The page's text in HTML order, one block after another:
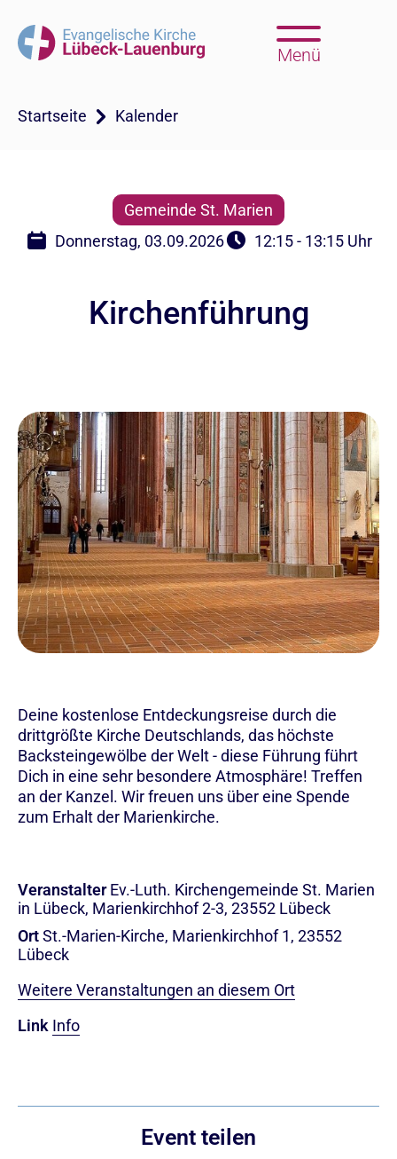
Menü
Startseite Kalender
Gemeinde St. Marien
Donnerstag, 03.09.2026
12:15 - 13:15 Uhr
Kirchenführung
Deine kostenlose Entdeckungsreise durch die
drittgrößte Kirche Deutschlands, das höchste
Backsteingewölbe der Welt - diese Führung führt
Dich in eine sehr besondere Atmosphäre! Treffen
an der Kanzel. Wir freuen uns über eine Spende
zum Erhalt der Marienkirche.
Veranstalter Ev.-Luth. Kirchengemeinde St. Marien
in Lübeck, Marienkirchhof 2-3, 23552 Lübeck
OrtSt.-Marien-Kirche, Marienkirchhof 1, 23552
Lübeck
Weitere Veranstaltungen an diesem Ort
Link Info
Event teilen